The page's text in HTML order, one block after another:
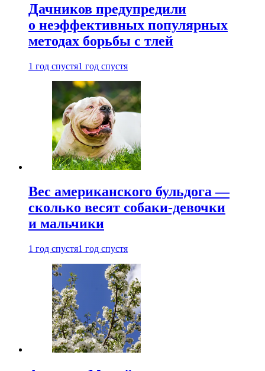
Дачников предупредили
о неэффективных популярных
методах борьбы с тлей
1 год спустя1 год спустя
Вес американского бульдога —
сколько весят собаки-девочки
и мальчики
1 год спустя1 год спустя